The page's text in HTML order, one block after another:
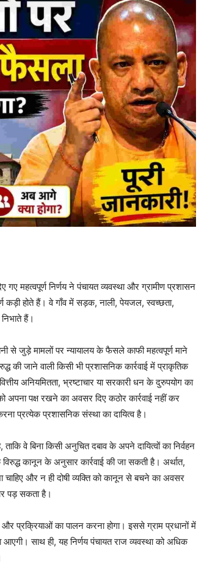
गए महत्वपूर्ण निर्णय ने पंचायत व्यवस्था और ग्रामीण प्रशासन
कड़ी होते हैं। वे गाँव में सड़क, नाली, पेयजल, स्वच्छता,
हैं।
से जुड़े मामलों पर न्यायालय के फैसले काफी महत्वपूर्ण माने
की जाने वाली किसी भी प्रशासनिक कार्रवाई में प्राकृतिक
अनियमितता, भ्रष्टाचार या सरकारी धन के दुरुपयोग का
अपना पक्ष रखने का अवसर दिए कठोर कार्रवाई नहीं कर
प्रत्येक प्रशासनिक संस्था का दायित्व है।
वे बिना किसी अनुचित दबाव के अपने दायित्वों का निर्वहन
कानून के अनुसार कार्रवाई की जा सकती है। अर्थात,
चाहिए और न ही दोषी व्यक्ति को कानून से बचने का अवसर
पड़ सकता है।
और प्रक्रियाओं का पालन करना होगा। इससे ग्राम प्रधानों में
आएगी। साथ ही, यह निर्णय पंचायत राज व्यवस्था को अधिक